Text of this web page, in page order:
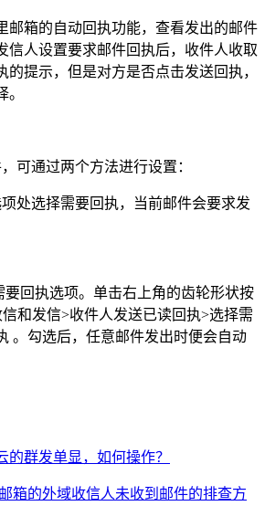
邮箱的自动回执功能，查看发出的邮件
信人设置要求邮件回执后，收件人收取
的提示，但是对方是否点击发送回执，
可通过两个方法进行设置：
处选择需要回执，当前邮件会要求发
要回执选项。单击右上角的齿轮形状按
和发信>收件人发送已读回执>选择需
。勾选后，任意邮件发出时便会自动
的群发单显，如何操作？
箱的外域收信人未收到邮件的排查方